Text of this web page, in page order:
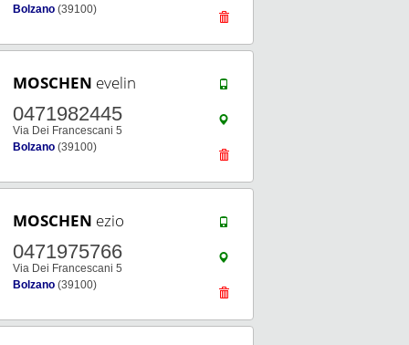
Bolzano (39100)
MOSCHEN evelin
0471982445
Via Dei Francescani 5
Bolzano (39100)
MOSCHEN ezio
0471975766
Via Dei Francescani 5
Bolzano (39100)